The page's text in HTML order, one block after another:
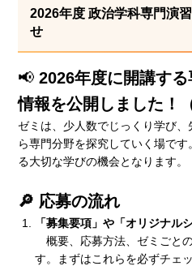
2026年度 政治学科専門演
せ
📢2026年度に開講す
情報を公開しました！
ゼミは、少人数でじっくり学び
ら専門分野を探究していく場で
る大切な学びの機会となります。
🔎 応募の流れ
「募集要項」や「オリジナル
概要、応募方法、ゼミごと
す。まずはこれらを必ずチェ